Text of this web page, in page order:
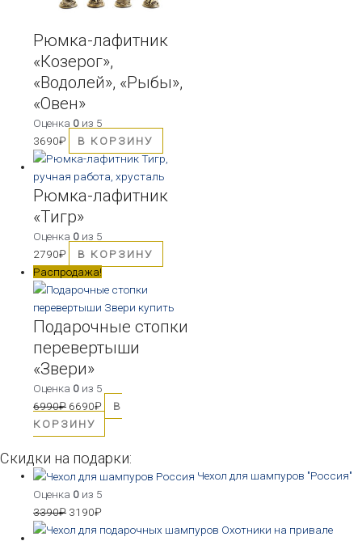
Рюмка-лафитник
«Козерог»,
«Водолей», «Рыбы»,
«Овен»
Оценка 0 из 5
3690₽ В КОРЗИНУ
Рюмка-лафитник
«Тигр»
Оценка 0 из 5
2790₽
В КОРЗИНУ
Распродажа!
Подарочные стопки
перевертыши
«Звери»
Оценка 0 из 5
6990₽ 6690₽
В
КОРЗИНУ
Скидки на подарки:
Чехол для шампуров "Россия"
Оценка 0 из 5
3390₽ 3190₽